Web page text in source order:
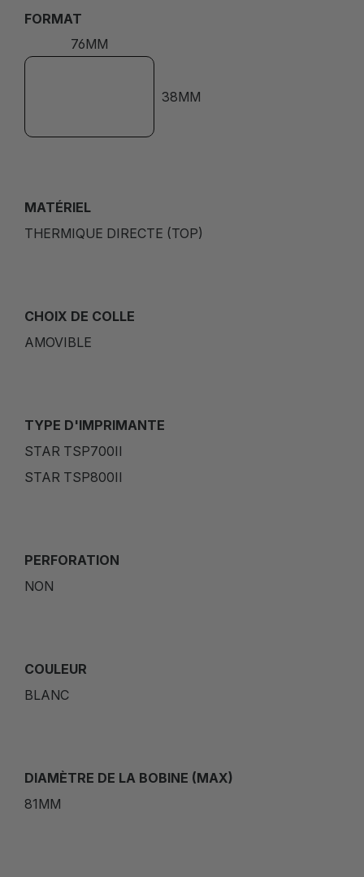
FORMAT
76MM
38MM
MATÉRIEL
THERMIQUE DIRECTE (TOP)
CHOIX DE COLLE
AMOVIBLE
TYPE D'IMPRIMANTE
STAR TSP700II
STAR TSP800II
PERFORATION
NON
COULEUR
BLANC
DIAMÈTRE DE LA BOBINE (MAX)
81MM